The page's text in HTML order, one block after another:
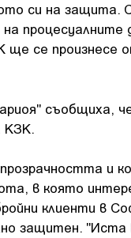
си на защита.
процесуалните
ще се произнесе
съобщиха,
прозрачността и
в която
клиенти в
защитен. "Иста